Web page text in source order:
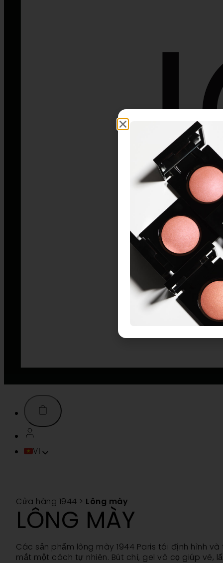
VI
ES
DE
PT
TR
ZH
Cửa hàng 1944 > Lông mày
LÔNG MÀY
Các sản phẩm lông mày 1944 Paris tái định hình
mắt một cách tự nhiên. Bút chì, gel và cọ giúp vẽ,